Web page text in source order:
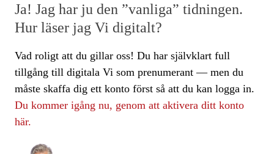
Ja! Jag har ju den ”vanliga” tidningen.
Hur läser jag Vi digitalt?
Vad roligt att du gillar oss! Du har självklart full
tillgång till digitala Vi som prenumerant — men du
måste skaffa dig ett konto först så att du kan logga in.
Du kommer igång nu, genom att aktivera ditt konto
här.